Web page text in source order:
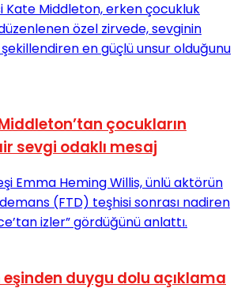
çocukların
sevgi odaklı mesaj
eşinden duygu dolu açıklama